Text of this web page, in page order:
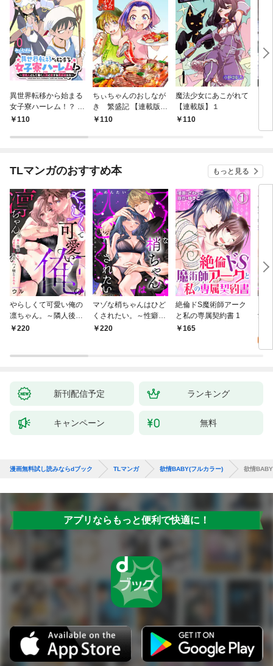
異世界転移から始まる
女子寮ハーレム！？ ～
管理人として働く人間
【連載版】０
110
ちぃちゃんのおしなが
き 繁盛記 【連載版】
１110
魔法少女にあこがれて
【連載版】１
110
TLマンガのおすすめ本 もっと見る
やらしくて可愛い俺の
凛ちゃん。～隣人後輩
くんのイキすぎた執着
220
マゾな梢ちゃんはひど
くされたい。～性癖マ
ッチした後輩と欲望の
220
絶倫ドS魔術師アーク
と私の専属契約書 1
165
愛
新刊配信予定 ランキング
キャンペーン 無料
漫画無料試し読みならdブック TLマンガ 欲情BABY(フルカラー) 欲情
アプリならもっと便利で快適に！